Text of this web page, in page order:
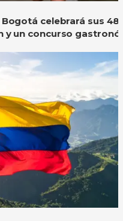
celebrará sus
y un concurso